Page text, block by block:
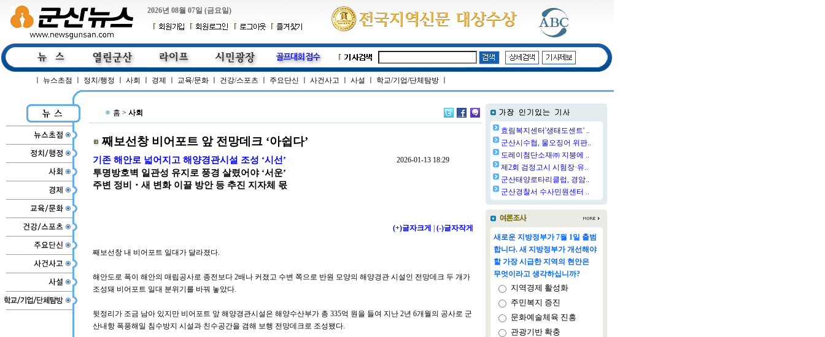
2026년 08월 07일 (금요일)
뉴스초점 정치/행정 사회 경제 교육/문화 건강/스포츠 주요단신 사건사고 사설 학교/기업/단체탐방
홈 > 사회
째보선창 비어포트 앞 전망데크 ‘아쉽다’
기존 해안로 넓어지고 해양경관시설 조성 ‘시선’ 2026-01-13 18:29
투명방호벽 일관성 유지로 풍경 살렸어야 ‘서운’
주변 정비・새 변화 이끌 방안 등 추진 지자체 몫
(+)글자크게 (-)글자작게
째보선창 내 비어포트 일대가 달라졌다.
해안도로 폭이 해안의 매립공사로 종전보다 2배나 커졌고 수변 쪽으로 반원 모양의 해양경관 시설인 전망데크 두 개가
조성돼 비어포트 일대 분위기를 바꿔 놓았다.
뒷정리가 조금 남아 있지만 비어포트 앞 해양경관시설은 해양수산부가 총 335억 원을 들여 지난 2년 6개월의 공사로 군
산내항 폭풍해일 침수방지 시설과 친수공간을 겸해 보행 전망데크로 조성됐다.
효림복지센터'생태도센트' ..
군산시수협, 물오징어 위판..
도레이첨단소재㈜ 지붕에 ..
제2회 검정고시 시험장·유..
군산태양로타리클럽, 경암..
군산경찰서 수사민원센터 ..
새로운 지방정부가 7월 1일 출범
합니다. 새 지방정부가 개선해야
할 가장 시급한 지역의 현안은
무엇이라고 생각하십니까?
지역경제 활성화
주민복지 증진
문화예술체육 진흥
관광기반 확충